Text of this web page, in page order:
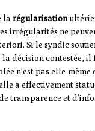
la régularisation
irrégularités ne
Si le syndic
la décision contestée,
n’est pas elle-même
a effectivement
transparence et